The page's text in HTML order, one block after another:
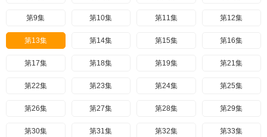
第9集 第10集 第11集 第12集
第13集 第14集 第15集 第16集
第17集 第18集 第19集 第21集
第22集 第23集 第24集 第25集
第26集 第27集 第28集 第29集
第30集 第31集 第32集 第33集